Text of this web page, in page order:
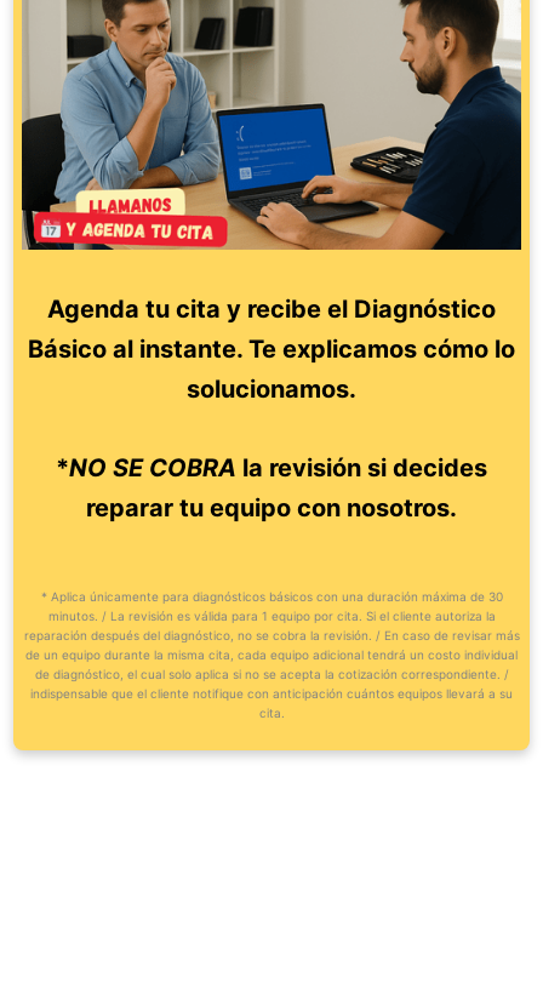
Agenda tu cita y recibe el Diagnóstico
Básico al instante. Te explicamos cómo lo
solucionamos.
*NO SE COBRA la revisión si decides
reparar tu equipo con nosotros.
* Aplica únicamente para diagnósticos básicos con una duración máxima de 30
minutos. / La revisión es válida para 1 equipo por cita. Si el cliente autoriza la
reparación después del diagnóstico, no se cobra la revisión. / En caso de revisar más
de un equipo durante la misma cita, cada equipo adicional tendrá un costo individual
de diagnóstico, el cual solo aplica si no se acepta la cotización correspondiente. /
indispensable que el cliente notifique con anticipación cuántos equipos llevará a su
cita.